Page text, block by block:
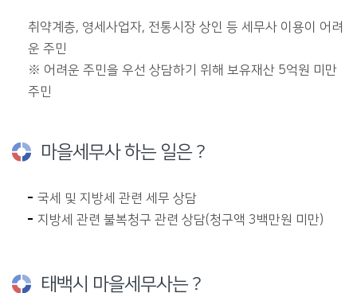
취약계층, 영세사업자, 전통시장 상인 등 세무사 이용이 어려
운 주민
※ 어려운 주민을 우선 상담하기 위해 보유재산 5억원 미만
주민
마을세무사 하는 일은 ?
국세 및 지방세 관련 세무 상담
지방세 관련 불복청구 관련 상담(청구액 3백만원 미만)
태백시 마을세무사는 ?